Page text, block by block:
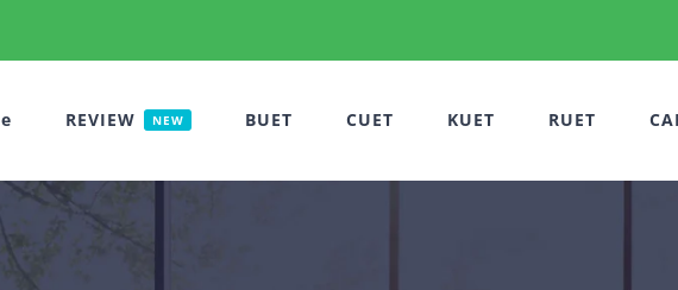
REVIEW NEW BUET CUET KUET RUET